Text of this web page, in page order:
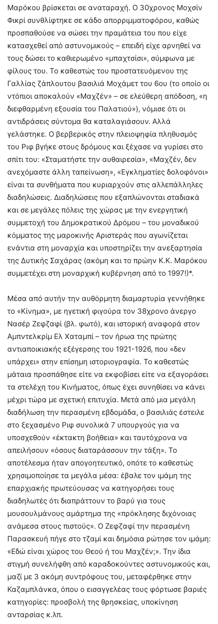
Μαρόκου βρίσκεται σε αναταραχή. Ο 30χρονος Μοχσίν
Φικρί συνθλίφτηκε σε κάδο απορριμματοφόρου, καθώς
προσπαθούσε να σώσει την πραμάτεια του που είχε
κατασχεθεί από αστυνομικούς – επειδή είχε αρνηθεί να
τους δώσει το καθιερωμένο «μπαχτσίσι», σύμφωνα με
φίλους του. Το καθεστώς του προστατευόμενου της
Γαλλίας ζάπλουτου βασιλιά Μοχάμετ του 6ου (το οποίο οι
ντόπιοι αποκαλούν «Μαχζέν» – σε ελεύθερη απόδοση, «η
διεφθαρμένη εξουσία του Παλατιού»), νόμισε ότι οι
αντιδράσεις σύντομα θα καταλαγιάσουν. Αλλά
γελάστηκε. Ο βερβερικός στην πλειοψηφία πληθυσμός
του Ριφ βγήκε στους δρόμους και ξέχασε να γυρίσει στο
σπίτι του: «Σταματήστε την αυθαιρεσία», «Μαχζέν, δεν
ανεχόμαστε άλλη ταπείνωση», «Εγκληματίες δολοφόνοι»
είναι τα συνθήματα που κυριαρχούν στις αλλεπάλληλες
διαδηλώσεις. Διαδηλώσεις που εξαπλώνονται σταδιακά
και σε μεγάλες πόλεις της χώρας με την ενεργητική
συμμετοχή του Δημοκρατικού Δρόμου – του μοναδικού
κόμματος της μαροκινής Αριστεράς που αγωνίζεται
ενάντια στη μοναρχία και υποστηρίζει την ανεξαρτησία
της Δυτικής Σαχάρας (ακόμη και το πρώην Κ.Κ. Μαρόκου
συμμετέχει στη μοναρχική κυβέρνηση από το 1997!)*.
Μέσα από αυτήν την αυθόρμητη διαμαρτυρία γεννήθηκε
το «Κίνημα», με ηγετική φιγούρα τον 38χρονο άνεργο
Νασέρ Ζεφζαφί (βλ. φωτό), και ιστορική αναφορά στον
Αμπντελκρίμ Ελ Χαταμπί – τον ήρωα της πρώτης
αντιαποικιακής εξέγερσης του 1921-1926, που «δεν
υπάρχει» στην επίσημη ιστοριογραφία. Το καθεστώς
μάταια προσπάθησε είτε να εκφοβίσει είτε να εξαγοράσει
τα στελέχη του Κινήματος, όπως έχει συνηθίσει να κάνει
μέχρι τώρα με σχετική επιτυχία. Μετά από μια μεγάλη
διαδήλωση την περασμένη εβδομάδα, ο βασιλιάς έστειλε
στο ξεχασμένο Ριφ συνολικά 7 υπουργούς για να
υποσχεθούν «έκτακτη βοήθεια» και ταυτόχρονα να
απειλήσουν «όσους διαταράσσουν την τάξη». Το
αποτέλεσμα ήταν απογοητευτικό, οπότε το καθεστώς
χρησιμοποίησε τα μεγάλα μέσα: έβαλε τον ιμάμη της
επαρχιακής πρωτεύουσας να κατηγορήσει τους
διαδηλωτές ότι διαπράττουν το βαρύ για τους
μουσουλμάνους αμάρτημα της «πρόκλησης διχόνοιας
ανάμεσα στους πιστούς». Ο Ζεφζαφί την περασμένη
Παρασκευή πήγε στο τζαμί και δημόσια ρώτησε τον ιμάμη:
«Εδώ είναι χώρος του Θεού ή του Μαχζέν;». Την ίδια
στιγμή συνελήφθη από καραδοκούντες αστυνομικούς και,
μαζί με 3 ακόμη συντρόφους του, μεταφέρθηκε στην
Καζαμπλάνκα, όπου ο εισαγγελέας τους φόρτωσε βαριές
κατηγορίες: προσβολή της θρησκείας, υποκίνηση
ανταρσίας κ.λπ.